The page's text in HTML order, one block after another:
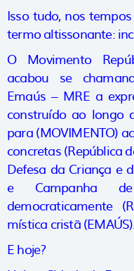
Isso tudo, nos
termo altissonante:
O Movimento
acabou se
Emaús – MRE a
construído ao longo
para (MOVIMENTO)
concretas (República
Defesa da Criança e
e Campanha de
democraticamente
mística cristã
E hoje?